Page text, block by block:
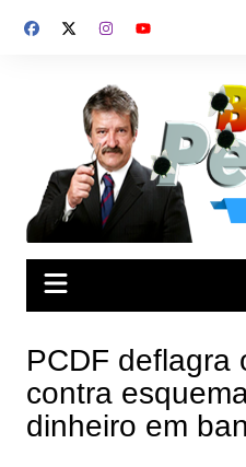
para
PCDF deflagra
contra
dinheiro em